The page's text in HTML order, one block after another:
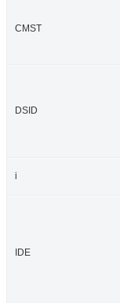
CMST
DSID
i
IDE